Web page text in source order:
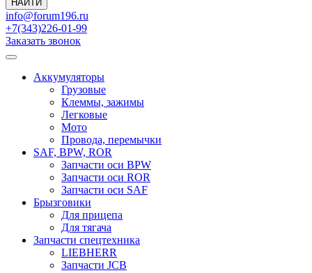
info@forum196.ru
+7(343)226-01-99
Заказать звонок
Аккумуляторы
Грузовые
Клеммы, зажимы
Легковые
Мото
Провода, перемычки
SAF, BPW, ROR
Запчасти оси BPW
Запчасти оси ROR
Запчасти оси SAF
Брызговики
Для прицепа
Для тягача
Запчасти спецтехника
LIEBHERR
Запчасти JCB